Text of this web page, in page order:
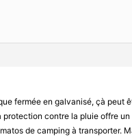
fermée en galvanisé, çà peut
protection contre la pluie offre
de camping à transporter.